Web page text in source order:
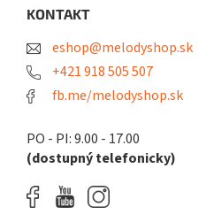
KONTAKT
eshop@melodyshop.sk
+421 918 505 507
fb.me/melodyshop.sk
PO - PI: 9.00 - 17.00
(dostupný telefonicky)